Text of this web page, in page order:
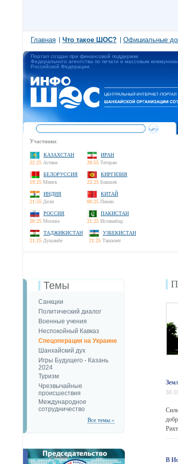
Главная Что такое ШОС? Официальные
Портал создан при финансовой поддержке
Федерального агентства по печати и массовым
Российской Федерации
Участники:
КАЗАХСТАН
22:25 Астана
ИРАН
20:55 Тегеран
БЕЛОРУССИЯ
19:25 Минск
КИРГИЗИЯ
22:25 Бишкек
ИНДИЯ
21:55 Дели
КИТАЙ
00:25 Пекин
РОССИЯ
20:25 Москва
ПАКИСТАН
21:25 Исламабад
ТАДЖИКИСТАН
21:25 Душанбе
УЗБЕКИСТАН
21:25 Ташкент
Темы
Санкции
Политический диалог
Военные учения
Неспокойный Кавказ
Спецоперация на Украине
Шанхайский дух
Игры Будущего - Казань
2024
Туризм
Чрезвычайные
происшествия
Международное
сотрудничество
Все темы »
В